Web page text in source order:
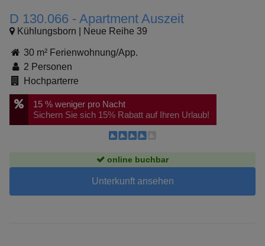
D 130.066 - Apartment Auszeit
Kühlungsborn | Neue Reihe 39
30 m² Ferienwohnung/App.
2 Personen
Hochparterre
15 % weniger pro Nacht
Sichern Sie sich 15% Rabatt auf Ihren Urlaub!
online buchbar
Unterkunft ansehen